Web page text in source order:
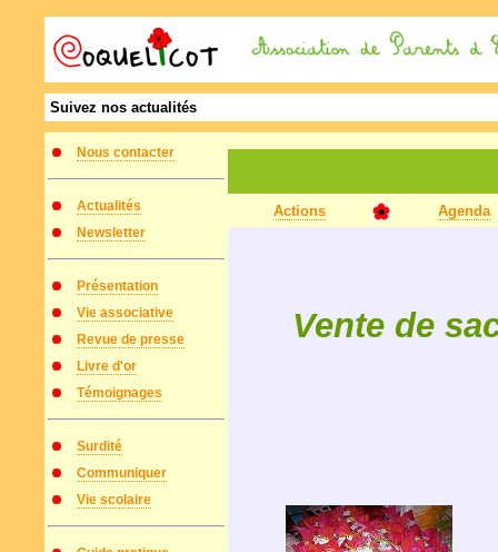
Suivez nos actualités
Nous contacter
Actualités
Newsletter
Présentation
Vie associative
Revue de presse
Livre d'or
Témoignages
Surdité
Communiquer
Vie scolaire
Actions Agenda
Vente de